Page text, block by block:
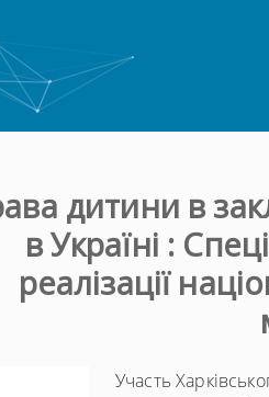
дитини в
в Україні :
реалізації
Участь